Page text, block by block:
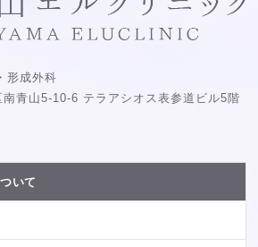
形成外科
青山5-10-6 テラアシオス表参道ビル5階
いて